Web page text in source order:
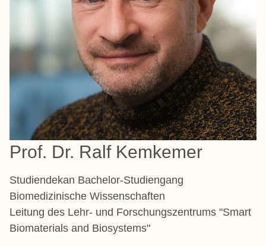
Prof. Dr. Ralf Kemkemer
Studiendekan Bachelor-Studiengang
Biomedizinische Wissenschaften
Leitung des Lehr- und Forschungszentrums "Smart
Biomaterials and Biosystems"